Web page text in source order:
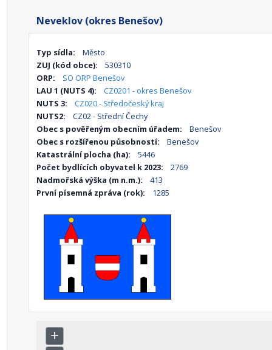
Neveklov (okres Benešov)
Typ sídla:
Město
ZUJ (kód obce):
530310
ORP:
SO ORP Benešov
LAU 1 (NUTS 4):
CZ0201 - okres Benešov
NUTS 3:
CZ020 - Středočeský kraj
NUTS2:
CZ02 - Střední Čechy
Obec s pověřeným obecním úřadem:
Benešov
Obec s rozšířenou působností:
Benešov
Katastrální plocha (ha):
5446
Počet bydlících obyvatel k 2023:
2769
Nadmořská výška (m n.m.):
413
První písemná zpráva (rok):
1285